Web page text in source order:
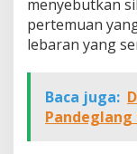
menyebutkan
pertemuan
lebaran yang
Baca juga:
Pandeglang